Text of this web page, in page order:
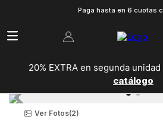
Paga hasta en 6 cuotas
20% EXTRA en segunda
catálogo
Ver Fotos(2)